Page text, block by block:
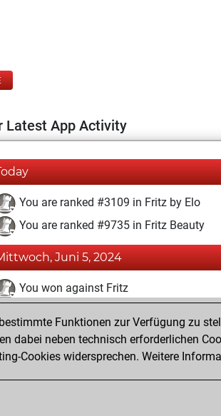
Latest App Activity
You are ranked #3109 in Fritz by Elo
You are ranked #9735 in Fritz Beauty
Juni 5, 2024
You won against Fritz
You achieved a new Elo of 1637
You created your Fritz account
Funktionen zur Verfügung zu
dabei neben technisch erforderlichen
Cookies widersprechen. Weitere